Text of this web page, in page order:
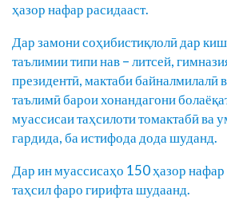
ҳазор нафар расидааст.
Дар замони соҳибистиқлолӣ дар
таълимии типи нав – литсей,
президентӣ, мактаби байналмилалӣ
таълимӣ барои хонандагони
муассисаи таҳсилоти томактабӣ ва
гардида, ба истифода дода шуданд.
Дар ин муассисаҳо 150 ҳазор нафар
таҳсил фаро гирифта шудаанд.